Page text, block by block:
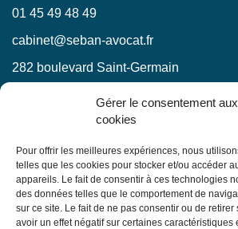
Gérer le consentement aux
cookies
Pour offrir les meilleures expériences, nous
telles que les cookies pour stocker et/ou accéder
appareils. Le fait de consentir à ces technologies
des données telles que le comportement de
sur ce site. Le fait de ne pas consentir ou de
avoir un effet négatif sur certaines caractéristiques
01 45 49 48 49
cabinet@seban-avocat.fr
282 boulevard Saint-Germain
RESTEZ INFORMÉS !
Ne manquez pas nos actualités